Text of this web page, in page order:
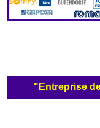
"Entreprise